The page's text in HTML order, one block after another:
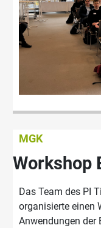
MGK
Workshop
Das Team des PI
organisierte einen
Anwendungen der